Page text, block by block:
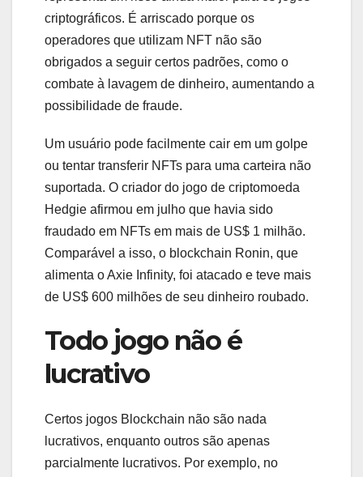
criptográficos. É arriscado porque os
operadores que utilizam NFT não são
obrigados a seguir certos padrões, como o
combate à lavagem de dinheiro, aumentando a
possibilidade de fraude.
Um usuário pode facilmente cair em um golpe
ou tentar transferir NFTs para uma carteira não
suportada. O criador do jogo de criptomoeda
Hedgie afirmou em julho que havia sido
fraudado em NFTs em mais de US$ 1 milhão.
Comparável a isso, o blockchain Ronin, que
alimenta o Axie Infinity, foi atacado e teve mais
de US$ 600 milhões de seu dinheiro roubado.
Todo jogo não é
lucrativo
Certos jogos Blockchain não são nada
lucrativos, enquanto outros são apenas
parcialmente lucrativos. Por exemplo, no